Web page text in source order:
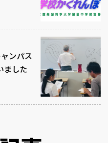
ャンパス
ました